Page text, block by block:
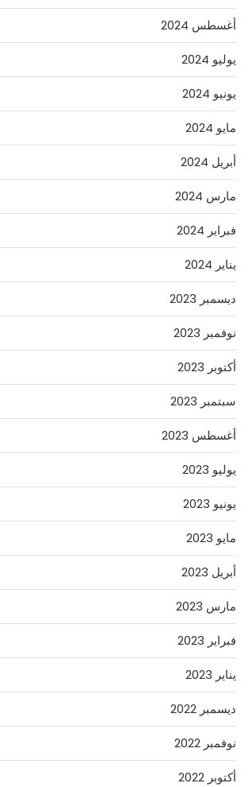
أغسطس 2024
يوليو 2024
يونيو 2024
مايو 2024
أبريل 2024
مارس 2024
فبراير 2024
يناير 2024
ديسمبر 2023
نوفمبر 2023
أكتوبر 2023
سبتمبر 2023
أغسطس 2023
يوليو 2023
يونيو 2023
مايو 2023
أبريل 2023
مارس 2023
فبراير 2023
يناير 2023
ديسمبر 2022
نوفمبر 2022
أكتوبر 2022